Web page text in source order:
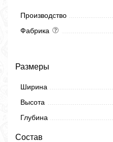
Производство
Фабрика
Размеры
Ширина
Высота
Глубина
Состав